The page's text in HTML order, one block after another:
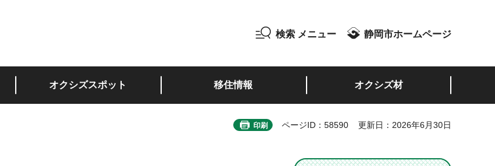
検索 メニュー 静岡市ホームページ
オクシズスポット 移住情報 オクシズ材
印刷 ページID：58590 更新日：2026年6月30日